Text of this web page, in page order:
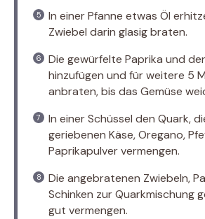
In einer Pfanne etwas Öl
Zwiebel darin glasig braten.
Die gewürfelte Paprika und
hinzufügen und für weitere 5
anbraten, bis das Gemüse
In einer Schüssel den Quark,
geriebenen Käse, Oregano,
Paprikapulver vermengen.
Die angebratenen Zwiebeln,
Schinken zur Quarkmischung
gut vermengen.